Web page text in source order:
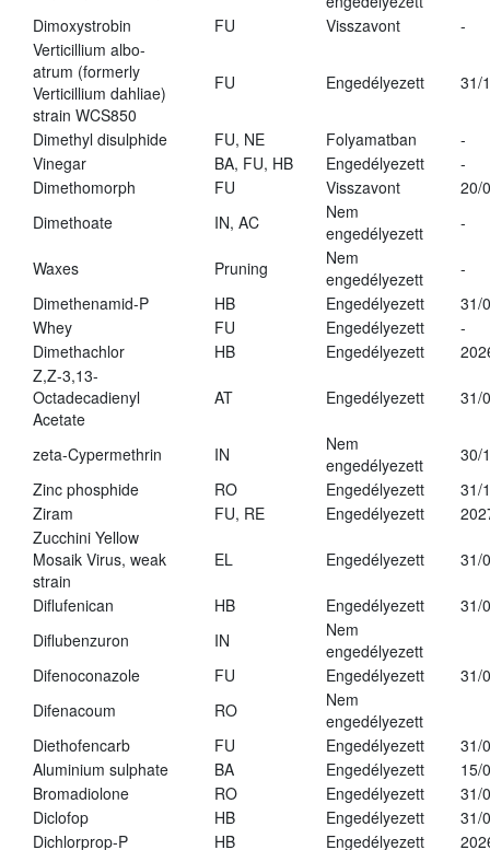
Dimoxystrobin
FU Visszavont
-
Verticillium albo-
atrum (formerly
Verticillium dahliae)
strain WCS850
FU Engedélyezett 31/
Dimethyl disulphide FU, NE Folyamatban
-
Vinegar
BA, FU, HB Engedélyezett
-
Dimethomorph
FU Visszavont
20/
Dimethoate
IN, AC
Nem
engedélyezett
-
Waxes Pruning
Nem
engedélyezett
-
Dimethenamid-P
HB Engedélyezett
31/
Whey
FU Engedélyezett
-
Dimethachlor
HB Engedélyezett
Z,Z-3,13-
Octadecadienyl
Acetate
AT Engedélyezett 31/
zeta-Cypermethrin IN
Nem
engedélyezett
30/
Zinc phosphide
RO Engedélyezett
31/
Ziram
FU, RE Engedélyezett
Zucchini Yellow
Mosaik Virus, weak
strain
EL Engedélyezett 31/
Diflufenican HB Engedélyezett
31/
Diflubenzuron
IN
Nem
engedélyezett
Difenoconazole
FU Engedélyezett
31/
Difenacoum
RO
Nem
engedélyezett
Diethofencarb
FU Engedélyezett
31/
Aluminium sulphate
BA Engedélyezett
15/
Bromadiolone
RO Engedélyezett
31/
Diclofop
HB Engedélyezett
31/
Dichlorprop-P
HB Engedélyezett